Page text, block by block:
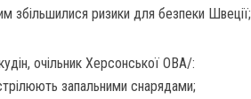
збільшилися ризики для безпеки Швеції;
очільник Херсонської ОВА/:
запальними снарядами;